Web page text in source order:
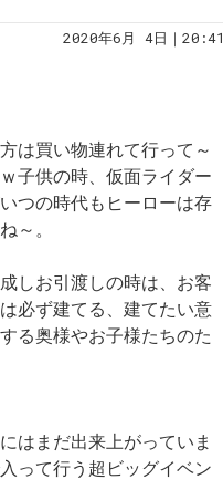
2020年6月 4日｜20:41
は買い物連れて行って～
子供の時、仮面ライダー
つの時代もヒーローは存
～。
しお引渡しの時は、お客
必ず建てる、建てたい意
る奥様やお子様たちのた
はまだ出来上がっていま
って行う超ビッグイベン